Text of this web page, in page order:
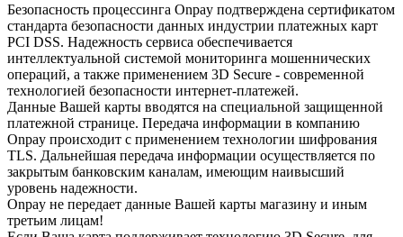
Безопасность процессинга Onpay подтверждена сертификатом
стандарта безопасности данных индустрии платежных карт
PCI DSS. Надежность сервиса обеспечивается
интеллектуальной системой мониторинга мошеннических
операций, а также применением 3D Secure - современной
технологией безопасности интернет-платежей.
Данные Вашей карты вводятся на специальной защищенной
платежной странице. Передача информации в компанию
Onpay происходит с применением технологии шифрования
TLS. Дальнейшая передача информации осуществляется по
закрытым банковским каналам, имеющим наивысший
уровень надежности.
Onpay не передает данные Вашей карты магазину и иным
третьим лицам!